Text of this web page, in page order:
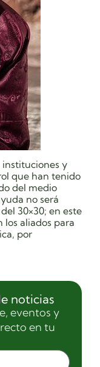
instituciones y
que han tenido
del medio
no será
30×30; en este
los aliados para
por
noticias
eventos y
en tu